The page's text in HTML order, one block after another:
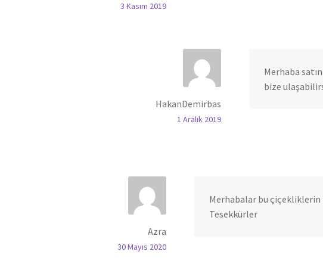
3 Kasım 2019
HakanDemirbas
1 Aralık 2019
Merhaba
bize
Azra
30 Mayıs 2020
Merhabalar bu çiçekliklerin
Tesekkürler